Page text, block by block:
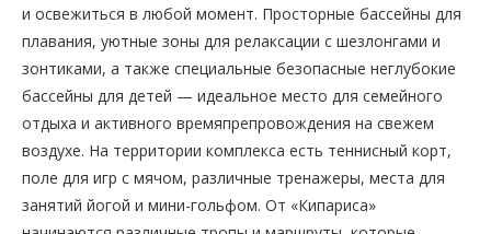
и освежиться в любой момент. Просторные бассейны для
плавания, уютные зоны для релаксации с шезлонгами и
зонтиками, а также специальные безопасные неглубокие
бассейны для детей — идеальное место для семейного
отдыха и активного времяпрепровождения на свежем
воздухе. На территории комплекса есть теннисный корт,
поле для игр с мячом, различные тренажеры, места для
занятий йогой и мини-гольфом. От «Кипариса»